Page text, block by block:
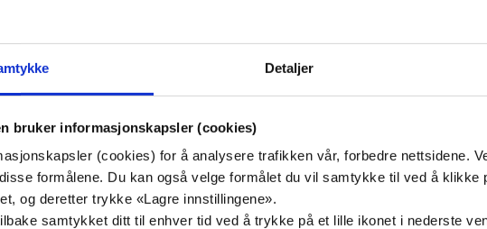
Detaljer
bruker informasjonskapsler (cookies)
(cookies) for å analysere trafikken vår, forbedre nettsidene.
formålene. Du kan også velge formålet du vil samtykke til ved å klikke
og deretter trykke «Lagre innstillingene».
samtykket ditt til enhver tid ved å trykke på et lille ikonet i nederste
På fylkesårsmøtet i Troms og Finnmark KrF ble Widar